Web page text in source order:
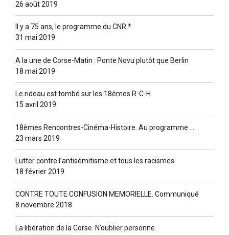
26 août 2019
Il y a 75 ans, le programme du CNR *
31 mai 2019
A la une de Corse-Matin : Ponte Novu plutôt que Berlin
18 mai 2019
Le rideau est tombé sur les 18èmes R-C-H
15 avril 2019
18èmes Rencontres-Cinéma-Histoire. Au programme …
23 mars 2019
Lutter contre l’antisémitisme et tous les racismes
18 février 2019
CONTRE TOUTE CONFUSION MEMORIELLE. Communiqué
8 novembre 2018
La libération de la Corse. N’oublier personne.